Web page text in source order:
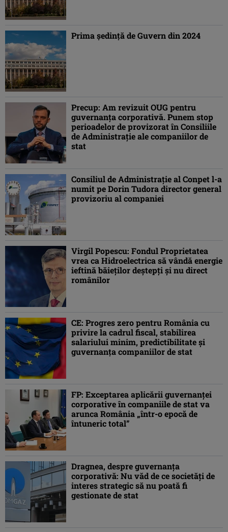
Prima şedinţă de Guvern din 2024
Precup: Am revizuit OUG pentru
guvernanţa corporativă. Punem stop
perioadelor de provizorat în Consiliile
de Administraţie ale companiilor de
stat
Consiliul de Administrație al Conpet l-a
numit pe Dorin Tudora director general
provizoriu al companiei
Virgil Popescu: Fondul Proprietatea
vrea ca Hidroelectrica să vândă energie
ieftină băieților deștepți și nu direct
românilor
CE: Progres zero pentru România cu
privire la cadrul fiscal, stabilirea
salariului minim, predictibilitate şi
guvernanţa companiilor de stat
FP: Exceptarea aplicării guvernanţei
corporative în companiile de stat va
arunca România „într-o epocă de
întuneric total”
Dragnea, despre guvernanţa
corporativă: Nu văd de ce societăţi de
interes strategic să nu poată fi
gestionate de stat